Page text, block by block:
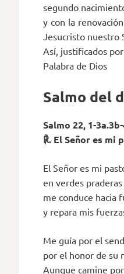
segundo
y con la
Jesucristo nuestro
Así, justificados
Palabra de Dios
Salmo del
Salmo 22, 1-
℟. El Señor es mi
El Señor es mi
en verdes
me conduce hacia
y repara mis
Me guía por el
por el honor de su
Aunque camine